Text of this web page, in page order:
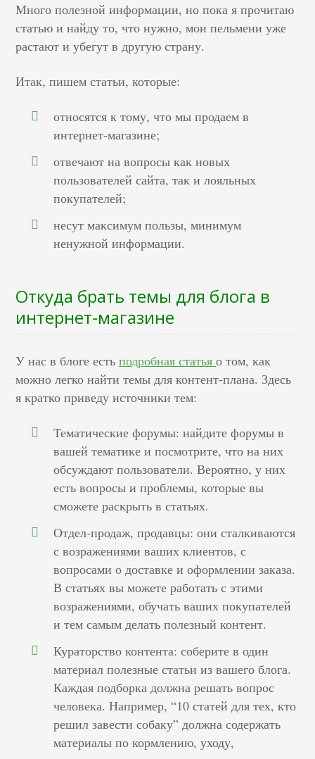
Много полезной информации, но пока я прочитаю
статью и найду то, что нужно, мои пельмени уже
растают и убегут в другую страну.
Итак, пишем статьи, которые:
относятся к тому, что мы продаем в
интернет-магазине;
отвечают на вопросы как новых
пользователей сайта, так и лояльных
покупателей;
несут максимум пользы, минимум
ненужной информации.
Откуда брать темы для блога в
интернет-магазине
У нас в блоге естьподробная статьяо том, как
можно легко найти темы для контент-плана. Здесь
я кратко приведу источники тем:
Тематические форумы: найдите форумы в
вашей тематике и посмотрите, что на них
обсуждают пользователи. Вероятно, у них
есть вопросы и проблемы, которые вы
сможете раскрыть в статьях.
Отдел-продаж, продавцы: они сталкиваются
с возражениями ваших клиентов, с
вопросами о доставке и оформлении заказа.
В статьях вы можете работать с этими
возражениями, обучать ваших покупателей
и тем самым делать полезный контент.
Кураторство контента: соберите в один
материал полезные статьи из вашего блога.
Каждая подборка должна решать вопрос
человека. Например, “10 статей для тех, кто
решил завести собаку” должна содержать
материалы по кормлению, уходу,